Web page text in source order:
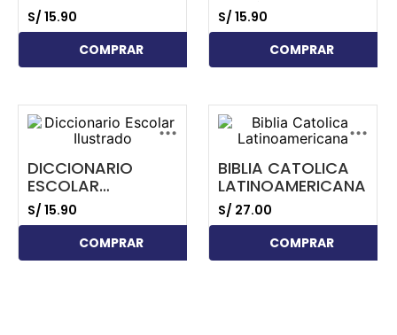
S/ 15.90
COMPRAR
ANTÓNIMOS
S/ 15.90
COMPRAR
...
DICCIONARIO
ESCOLAR
ILUSTRADO
S/ 15.90
COMPRAR
...
BIBLIA CATOLICA
LATINOAMERICANA
S/ 27.00
COMPRAR